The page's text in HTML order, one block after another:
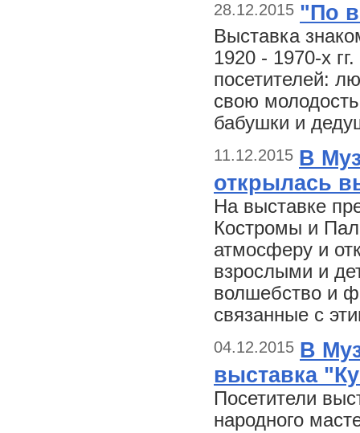
28.12.2015 "По
Выставка
1920 - 1970-х
посетителей:
свою
бабушки и
11.12.2015 В
открылась
На выставке
Костромы и
атмосферу и
взрослыми и
волшебство и
связанные с
04.12.2015 В
выставка
Посетители
народного